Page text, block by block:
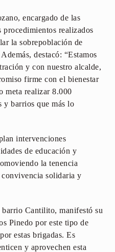
encargado de las
realizados
la sobrepoblación de
destacó: “Estamos
y con nuestro alcalde,
firme con el bienestar
meta realizar 8.000
y barrios que más lo
intervenciones
de educación y
la tenencia
convivencia solidaria y
Cantilito, manifestó su
Pinedo por este tipo de
estas brigadas. Es
y aprovechen esta